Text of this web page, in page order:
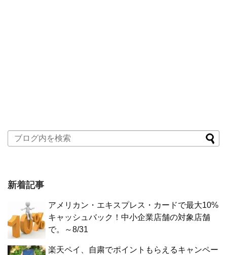
新着記事
アメリカン・エキスプレス・カードで最大10%
キャッシュバック！中小企業店舗の対象店舗
で。～8/31
楽天ペイ、自粛でポイントもらえるキャンペー